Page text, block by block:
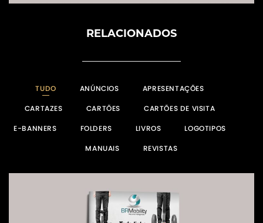
RELACIONADOS
TUDO ANÚNCIOS
APRESENTAÇÕES
CARTAZES
CARTÕES
CARTÕES DE VISITA
E-BANNERS
FOLDERS LIVROS
LOGOTIPOS
MANUAIS
REVISTAS